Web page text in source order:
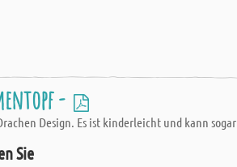
-
Design. Es ist kinderleicht und kann
Sie